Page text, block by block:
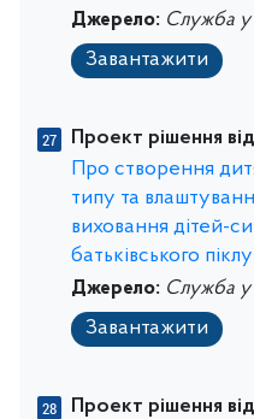
Джерело: Служба у
Завантажити
Проект рішення
Про створення
типу та
виховання дітей-
батьківського
Джерело: Служба у
Завантажити
Проект рішення